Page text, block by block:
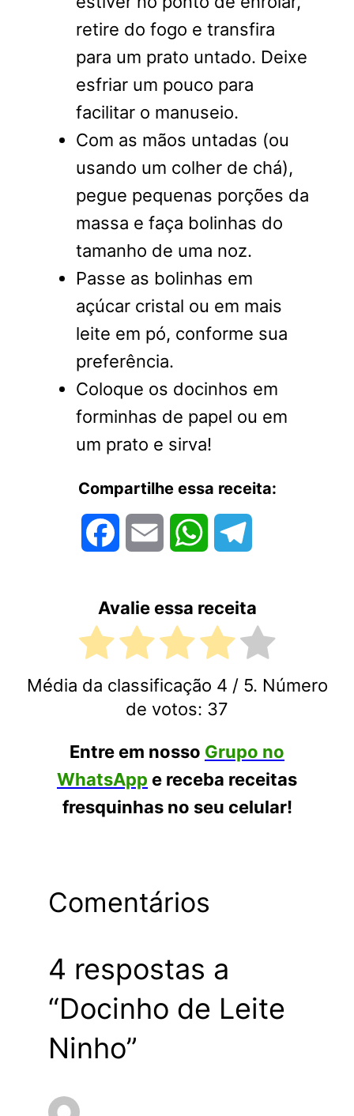
retire do fogo e transfira
para um prato untado. Deixe
esfriar um pouco para
facilitar o manuseio.
Com as mãos untadas (ou
usando um colher de chá),
pegue pequenas porções da
massa e faça bolinhas do
tamanho de uma noz.
Passe as bolinhas em
açúcar cristal ou em mais
leite em pó, conforme sua
preferência.
Coloque os docinhos em
forminhas de papel ou em
um prato e sirva!
Compartilhe essa receita:
FacebookEmail WhatsApp
Avalie essa receita
Média da classificação 4 / 5. Número
de votos: 37
Entre em nosso Grupo no
WhatsApp e receba receitas
fresquinhas no seu celular!
Comentários
4 respostas a
“Docinho de Leite
Ninho”